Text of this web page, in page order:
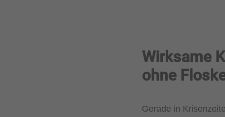
Wirksame
ohne
Gerade in